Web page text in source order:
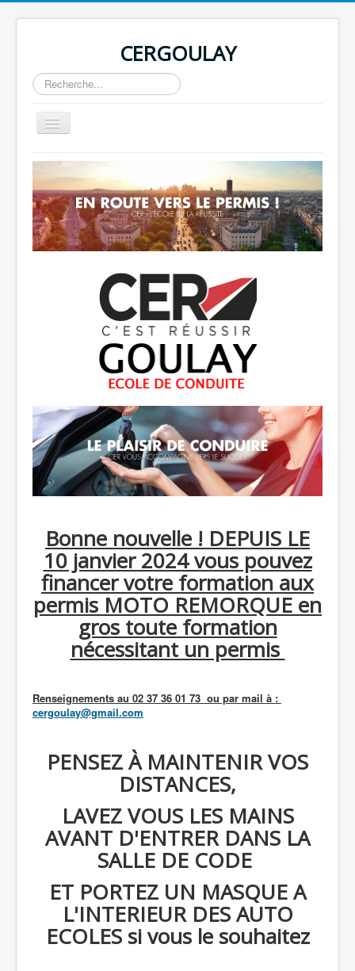
CERGOULAY
Rechercher
Basculer
la
Home
About
Author Login
Bonne nouvelle ! DEPUIS LE
10 janvier 2024 vous pouvez
financer votre formation aux
permis MOTO REMORQUE en
gros toute formation
nécessitant un permis
Renseignements au 02 37 36 01 73 ou par mail à :
cergoulay@gmail.com
PENSEZ À MAINTENIR VOS
DISTANCES,
LAVEZ VOUS LES MAINS
AVANT D'ENTRER DANS LA
SALLE DE CODE
ET PORTEZ UN MASQUE A
L'INTERIEUR DES AUTO
ECOLES si vous le souhaitez